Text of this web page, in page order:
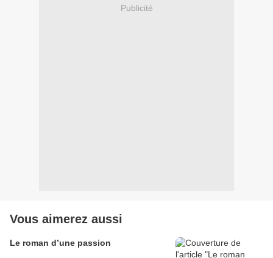
Publicité
Vous aimerez aussi
Le roman d’une passion